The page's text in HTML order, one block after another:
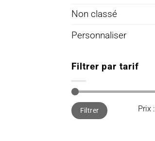
Non classé
Personnaliser
Filtrer par tarif
Prix
min
Prix
maxFiltrer Prix :